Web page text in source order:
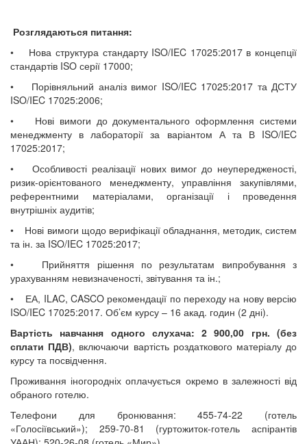
Розглядаються питання:
• Нова структура стандарту ISO/IEC 17025:2017 в концепції
стандартів ISO серії 17000;
• Порівняльний аналіз вимог ISO/IEC 17025:2017 та ДСТУ
ISO/IEC 17025:2006;
• Нові вимоги до документального оформлення системи
менеджменту в лабораторії за варіантом А та В ISO/IEC
17025:2017;
• Особливості реалізації нових вимог до неупередженості,
ризик-орієнтованого менеджменту, управління закупівлями,
референтними матеріалами, організації і проведення
внутрішніх аудитів;
• Нові вимоги щодо верифікації обладнання, методик, систем
та ін. за ISO/IEC 17025:2017;
• Прийняття рішення по результатам випробування з
урахуванням невизначеності, звітування та ін.;
• ЕА, ILAC, CASCO рекомендації по переходу на нову версію
ISO/IEC 17025:2017. Об’єм курсу – 16 акад. годин (2 дні).
Вартість навчання одного слухача: 2 900,00 грн. (без
сплати ПДВ), включаючи вартість роздаткового матеріалу до
курсу та посвідчення.
Проживання іногородніх оплачується окремо в залежності від
обраного готелю.
Телефони для бронювання: 455-74-22 (готель
«Голосіївський»); 259-70-81 (гуртожиток-готель аспірантів